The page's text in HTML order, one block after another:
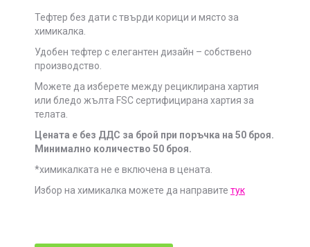
Тефтер без дати с твърди корици и място за
химикалка.
Удобен тефтер с елегантен дизайн – собствено
производство.
Можете да изберете между рециклирана хартия
или бледо жълта FSC сертифицирана хартия за
телата.
Цената е без ДДС за брой при поръчка на 50 броя.
Минимално количество 50 броя.
*химикалката не е включена в цената.
Избор на химикалка можете да направите тук